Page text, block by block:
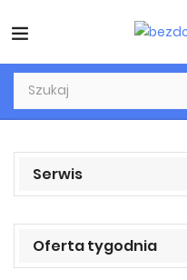
Serwis
Oferta tygodnia